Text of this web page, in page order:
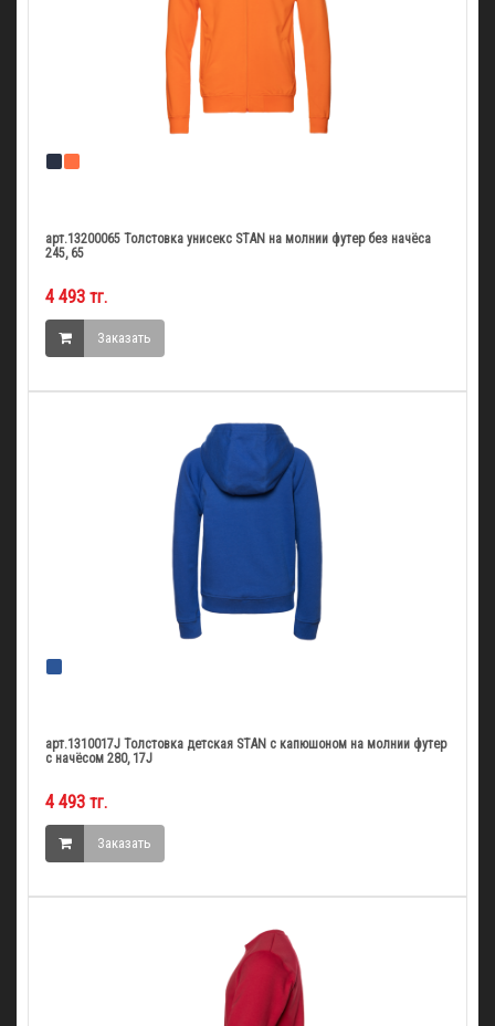
арт.13200065 Толстовка унисекс STAN на молнии футер без начёса
245, 65
4 493 тг.
Заказать
арт.1310017J Толстовка детская STAN с капюшоном на молнии футер
с начёсом 280, 17J
4 493 тг.
Заказать